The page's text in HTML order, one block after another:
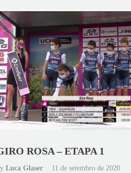
ROSA – ETAPA 1
Luca Glaser 11 de setembro de 2020